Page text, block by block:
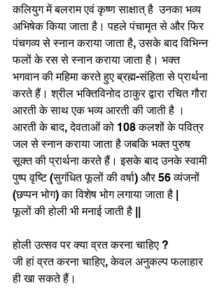
कलियुग में बलराम एवं कृष्ण साक्षात् है  उनका भव्य
अभिषेक किया जाता है। पहले पंचामृत से और फिर
पंचगव्य से स्नान कराया जाता है, उसके बाद विभिन्न
फलों के रस से स्नान कराया जाता है। भक्त
भगवान की महिमा करते हुए ब्रह्म-संहिता से प्रार्थना
करते हैं। श्रील भक्तिविनोद ठाकुर द्वारा रचित गौरा
आरती के साथ एक भव्य आरती की जाती है ।
आरती के बाद, देवताओं को 108 कलशों के पवित्र
जल से स्नान कराया जाता है जबकि भक्त पुरुष
सूक्त की प्रार्थना करते हैं। इसके बाद उनके स्वामी
पुष्प वृष्टि (सुगंधित फूलों की वर्षा) और 56 व्यंजनों
(छप्पन भोग) का विशेष भोग लगाया जाता है |
फूलों की होली भी मनाई जाती है ||
होली उत्सव पर क्या व्रत करना चाहिए ?
जी हां व्रत करना चाहिए, केवल अनुकल्प फलाहार
ही खा सकते हैं।